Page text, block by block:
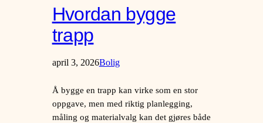
Hvordan bygge
trapp
april 3, 2026Bolig
Å bygge en trapp kan virke som en stor
oppgave, men med riktig planlegging,
måling og materialvalg kan det gjøres både